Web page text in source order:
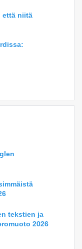
että niitä
tekstien ja
2026